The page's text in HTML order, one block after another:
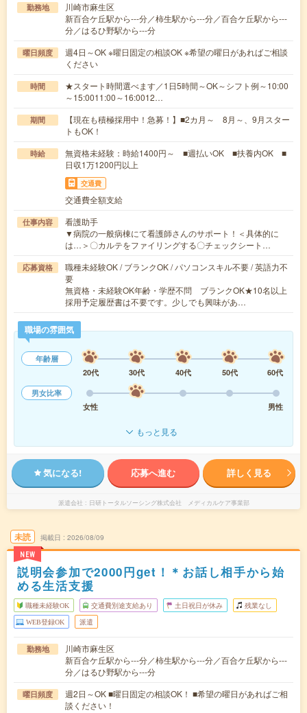
勤務地
川崎市麻生区
新百合ケ丘駅から---分／柿生駅から---分／百合ケ丘駅から---
分／はるひ野駅から---分
曜日頻度
週4日～OK ※曜日固定の相談OK ※希望の曜日があればご相談
ください
時間
★スタート時間選べます／1日5時間～OK～シフト例～10:00
～15:0011:00～16:0012…
期間
【現在も積極採用中！急募！】■2カ月～ 8月～、9月スター
トもOK！
時給
無資格未経験：時給1400円～ ■週払いOK ■扶養内OK ■
日収1万1200円以上
交通費
交通費全額支給
仕事内容
看護助手
▼病院の一般病棟にて看護師さんのサポート！＜具体的に
は…＞〇カルテをファイリングする〇チェックシート…
応募資格
職種未経験OK / ブランクOK / パソコンスキル不要 / 英語力不
要
無資格・未経験OK年齢・学歴不問 ブランクOK★10名以上
採用予定履歴書は不要です。少しでも興味があ…
職場の雰囲気
年齢層
20代
30代 40代 50代
60代
男女比率
女性
男性
もっと見る
気になる! 応募へ進む 詳しく見る
派遣会社 日研トータルソーシング株式会社 メディカルケア事業部
未読
NEW
掲載日 2026/08/09
説明会参加で2000円get！＊お話し相手から始
める生活支援
職種未経験OK 交通費別途支給あり 土日祝日が休み 残業なし
WEB登録OK 派遣
勤務地
川崎市麻生区
新百合ケ丘駅から---分／柿生駅から---分／百合ケ丘駅から---
分／はるひ野駅から---分
曜日頻度
週2日～OK ■曜日固定の相談OK！ ■希望の曜日があればご相
談ください！